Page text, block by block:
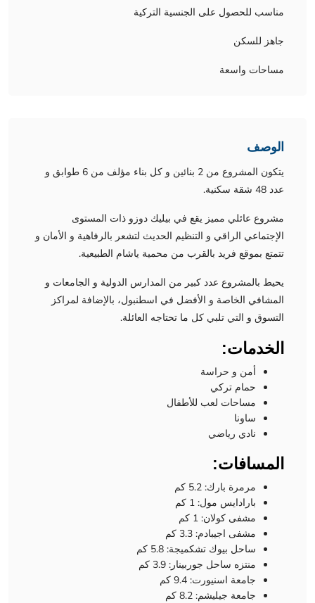
مناسب للحصول على الجنسية التركية
جاهز للسكن
مساحات واسعة
الوصف
يتكون المشروع من 2 بنائين و كل بناء مؤلف من 6 طوابق و
عدد 48 شقة سكنية.
مشروع عائلي مميز يقع في بيليك دوزو ذات المستوى
الإجتماعي الراقي و التنظيم الحديث لتشعر بالرفاهية و الأمان و
تتمتع بموقع فريد بالقرب من محمية ياشام الطبيعية.
يحيط بالمشروع عدد كبير من المدارس الدولية و الجامعات و
المشافي الخاصة و الأفضل في اسطنبول، بالإضافة لمراكز
التسوق و التي تلبي كل ما تحتاجه العائلة.
الخدمات:
أمن و حراسة
حمام تركي
مساحات لعب للأطفال
ساونا
نادي رياضي
المسافات:
مرمرة بارك: 5.2 كم
بارادايس مول: 1 كم
مشفى كولان: 1 كم
مشفى اجيبادم: 3.3 كم
ساحل بيوك تشكميجة: 5.8 كم
منتزه ساحل جوربينار: 3.9 كم
جامعة اسنيورت: 9.4 كم
جامعة جيليشم: 8.2 كم